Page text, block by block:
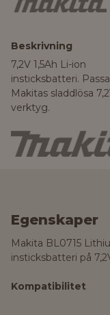
Beskrivning
7,2V 1,5Ah Li-ion
insticksbatteri.
Makitas sladdlösa
verktyg.
Egenskaper
Makita BL0715
insticksbatteri på
Kompatibilitet